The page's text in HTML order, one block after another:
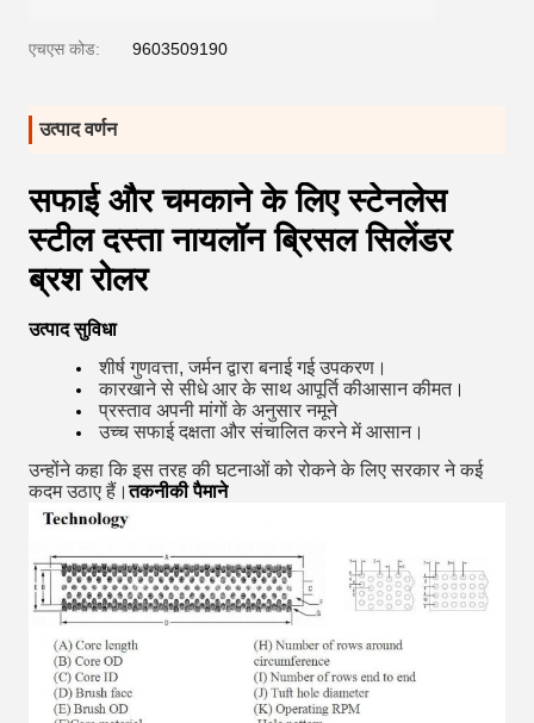
एचएस कोड: 9603509190
उत्पाद वर्णन
सफाई और चमकाने के लिए स्टेनलेस
स्टील दस्ता नायलॉन ब्रिसल सिलेंडर
ब्रश रोलर
उत्पाद सुविधा
शीर्ष गुणवत्ता, जर्मन द्वारा बनाई गईउपकरण ।
कारखाने से सीधे आर के साथ आपूर्ति कीआसान कीमत।
प्रस्ताव अपनी मांगों के अनुसार नमूने
उच्च सफाई दक्षता और संचालित करने में आसान।
उन्होंने कहा कि इस तरह की घटनाओं को रोकने के लिए सरकार ने कई
कदम उठाए हैं।तकनीकी पैमाने